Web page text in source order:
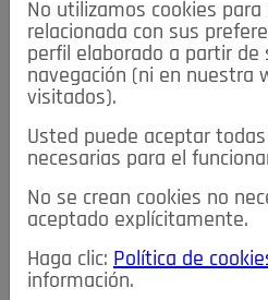
≡NOTICIAS
NOTICIAS SERVICIOS DE
TABLÓN DE ANUNCIOS MIS
NOSOTROS
No utilizamos cookies
relacionada con sus
perfil elaborado a partir de
navegación (ni en nuestra
visitados).
Usted puede aceptar
necesarias para el
No se crean cookies no
aceptado explícitamente.
Haga clic: Política de
información.